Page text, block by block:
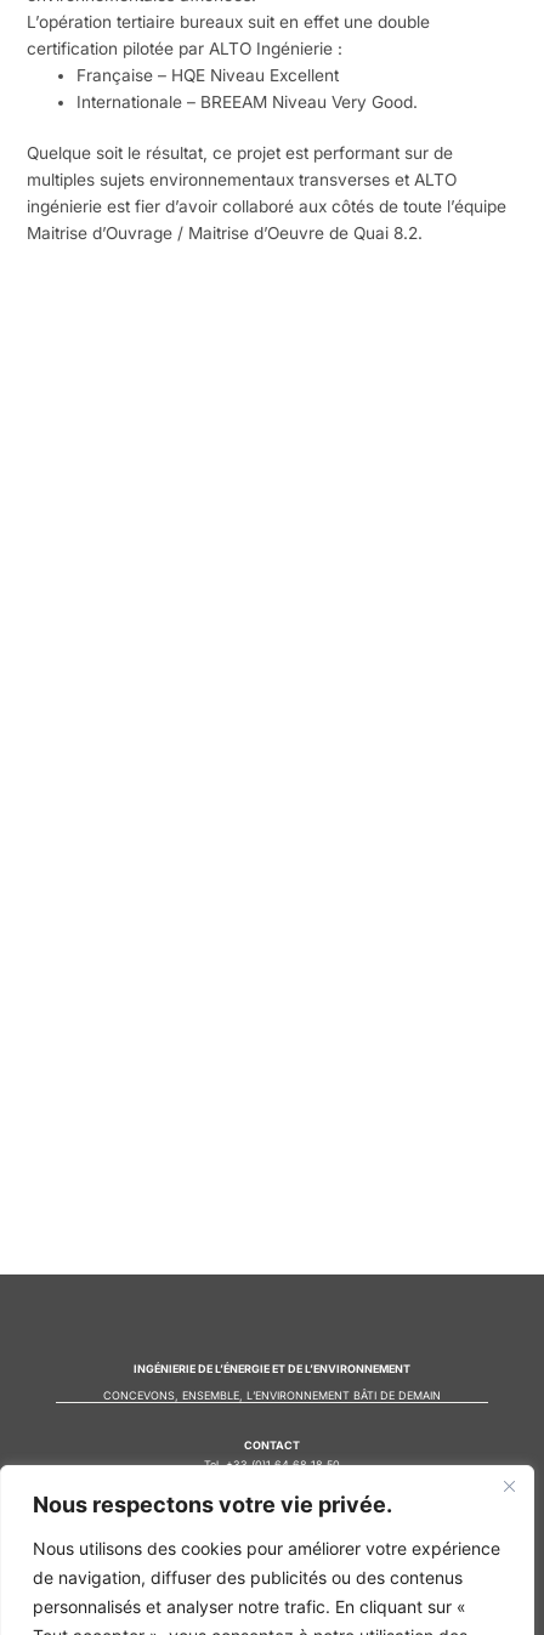
Nous respectons votre vie privée.
Nous utilisons des cookies pour améliorer votre expérience
de navigation, diffuser des publicités ou des contenus
personnalisés et analyser notre trafic. En cliquant sur «
L’opération tertiaire bureaux suit en effet une double
certification pilotée par ALTO Ingénierie :
Française – HQE Niveau Excellent
Internationale – BREEAM Niveau Very Good.
Quelque soit le résultat, ce projet est performant sur de
multiples sujets environnementaux transverses et ALTO
ingénierie est fier d’avoir collaboré aux côtés de toute l’équipe
Maitrise d’Ouvrage / Maitrise d’Oeuvre de Quai 8.2.
INGÉNIERIE DE L’ÉNERGIE ET DE L’ENVIRONNEMENT
CONCEVONS, ENSEMBLE, L’ENVIRONNEMENT BÂTI DE DEMAIN
CONTACT
Tel. +33 (0)1 64 68 18 50
i
k
e
d
i
n
n
t
a
g
r
a
a
e
b
o
o
k
Nos agences
Bureau d'études Bordeaux